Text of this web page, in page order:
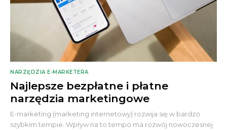
NARZĘDZIA E-MARKETERA
Najlepsze bezpłatne i płatne
narzędzia marketingowe
E-marketing (marketing internetowy) rozwija się w bardzo
szybkim tempie. Wpływ na to tempo ma rozwój nowoczesnej